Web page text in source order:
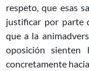
respeto, que esas
justificar por parte
que a la
oposición
concretamente